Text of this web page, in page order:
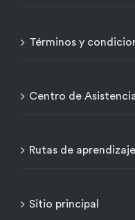
Términos y
Centro de
Rutas de aprendizaje
Sitio principal